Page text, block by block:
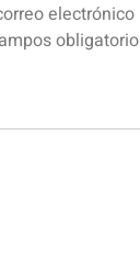
electrónico